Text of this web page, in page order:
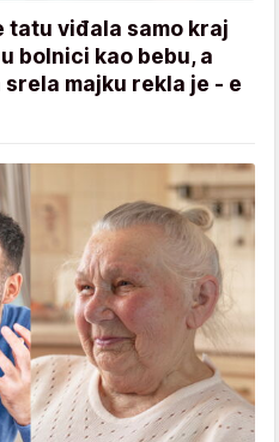
tatu viđala samo kraj
bolnici kao bebu, a
majku rekla je - e